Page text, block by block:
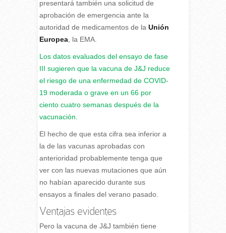
presentará también una solicitud de
aprobación de emergencia ante la
autoridad de medicamentos de la Unión
Europea, la EMA.
Los datos evaluados del ensayo de fase
III sugieren que la vacuna de J&J reduce
el riesgo de una enfermedad de COVID-
19 moderada o grave en un 66 por
ciento cuatro semanas después de la
vacunación.
El hecho de que esta cifra sea inferior a
la de las vacunas aprobadas con
anterioridad probablemente tenga que
ver con las nuevas mutaciones que aún
no habían aparecido durante sus
ensayos a finales del verano pasado.
Ventajas evidentes
Pero la vacuna de J&J también tiene